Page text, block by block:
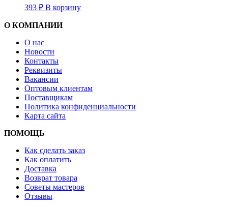
393 ₽ В корзину
О КОМПАНИИ
О нас
Новости
Контакты
Реквизиты
Вакансии
Оптовым клиентам
Поставщикам
Политика конфиденциальности
Карта сайта
ПОМОЩЬ
Как сделать заказ
Как оплатить
Доставка
Возврат товара
Советы мастеров
Отзывы